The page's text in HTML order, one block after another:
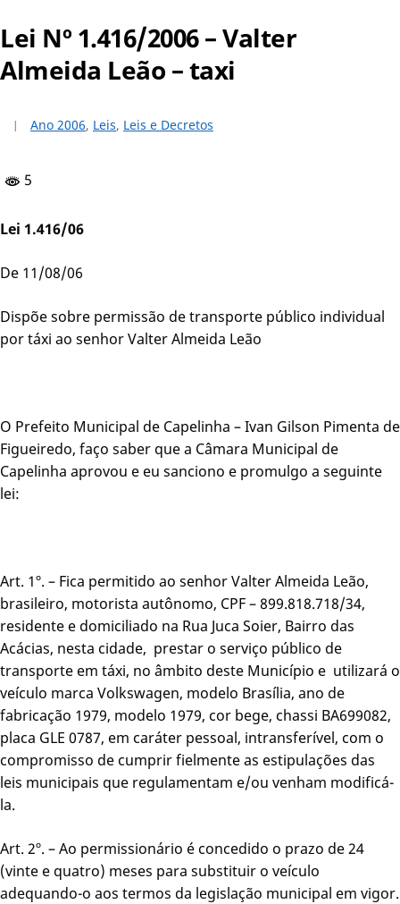
Lei Nº 1.416/2006 – Valter
Almeida Leão – taxi
Ano 2006, Leis, Leis e Decretos
5
Lei 1.416/06
De 11/08/06
Dispõe sobre permissão de transporte público individual
por táxi ao senhor Valter Almeida Leão
O Prefeito Municipal de Capelinha – Ivan Gilson Pimenta de
Figueiredo, faço saber que a Câmara Municipal de
Capelinha aprovou e eu sanciono e promulgo a seguinte
lei:
Art. 1º. – Fica permitido ao senhor Valter Almeida Leão,
brasileiro, motorista autônomo, CPF – 899.818.718/34,
residente e domiciliado na Rua Juca Soier, Bairro das
Acácias, nesta cidade, prestar o serviço público de
transporte em táxi, no âmbito deste Município e utilizará o
veículo marca Volkswagen, modelo Brasília, ano de
fabricação 1979, modelo 1979, cor bege, chassi BA699082,
placa GLE 0787, em caráter pessoal, intransferível, com o
compromisso de cumprir fielmente as estipulações das
leis municipais que regulamentam e/ou venham modificá-
la.
Art. 2º. – Ao permissionário é concedido o prazo de 24
(vinte e quatro) meses para substituir o veículo
adequando-o aos termos da legislação municipal em vigor.